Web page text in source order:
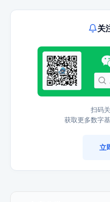
关
扫码
获取更多数字
立